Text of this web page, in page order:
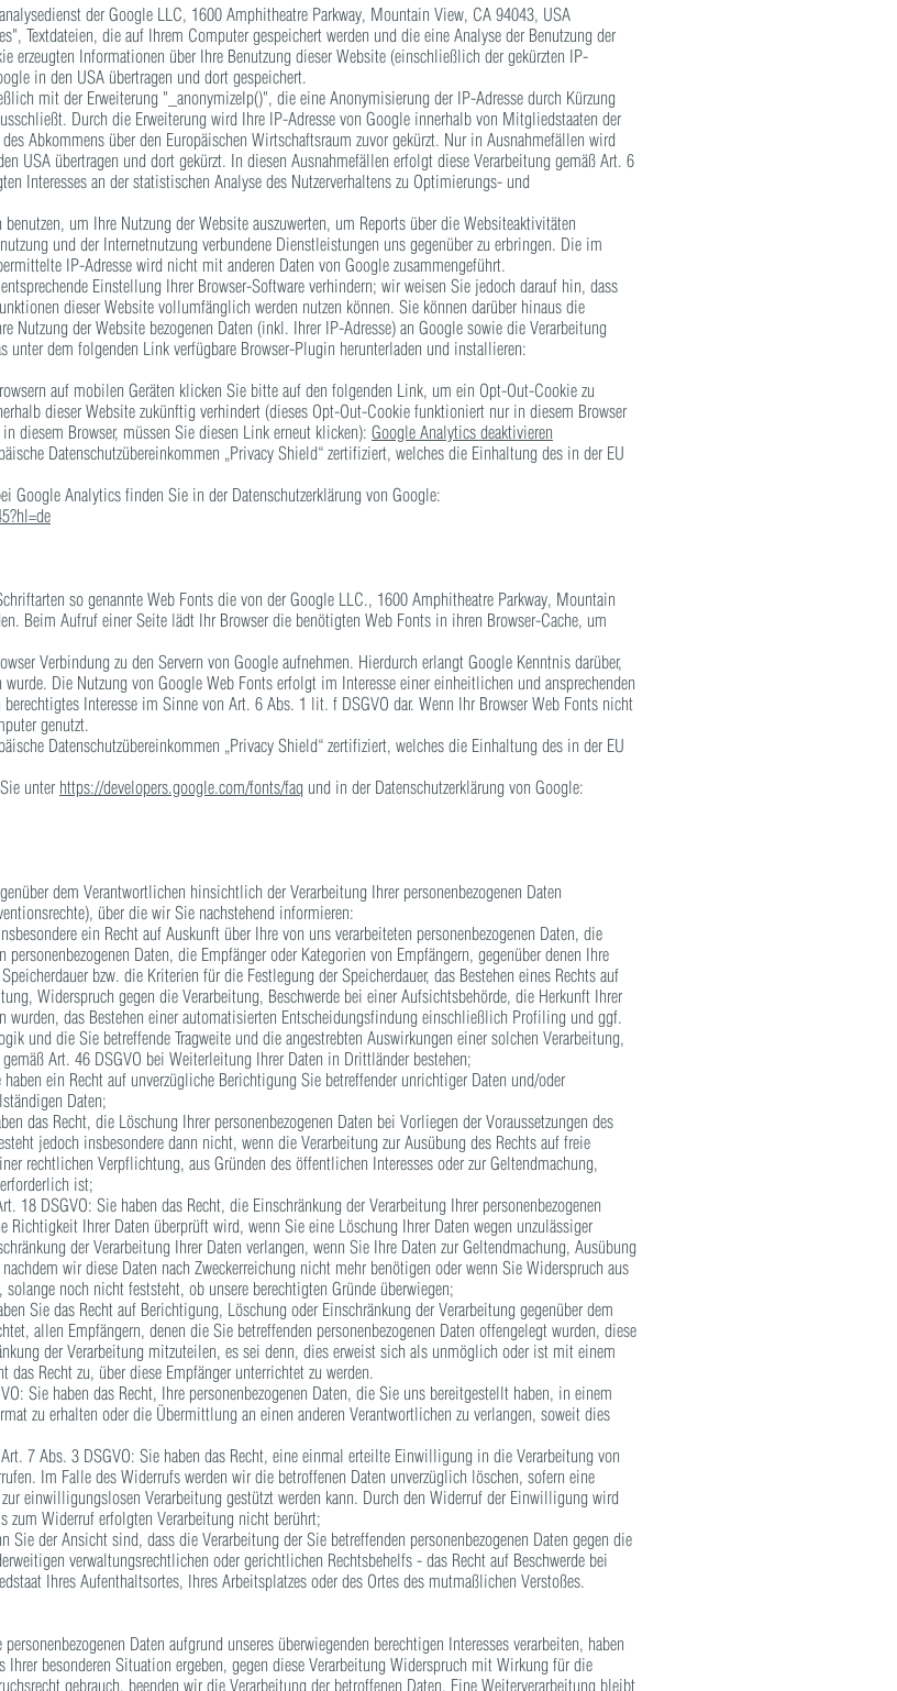
der Google LLC, 1600 Amphitheatre Parkway, Mountain View, CA 94043, USA
Textdateien, die auf Ihrem Computer gespeichert werden und die eine Analyse der Benutzung der
erzeugten Informationen über Ihre Benutzung dieser Website (einschließlich der gekürzten IP-
in den USA übertragen und dort gespeichert.
mit der Erweiterung "_anonymizeIp()", die eine Anonymisierung der IP-Adresse durch Kürzung
Durch die Erweiterung wird Ihre IP-Adresse von Google innerhalb von Mitgliedstaaten der
Abkommens über den Europäischen Wirtschaftsraum zuvor gekürzt. Nur in Ausnahmefällen wird
USA übertragen und dort gekürzt. In diesen Ausnahmefällen erfolgt diese Verarbeitung gemäß Art. 6
Interesses an der statistischen Analyse des Nutzerverhaltens zu Optimierungs- und
um Ihre Nutzung der Website auszuwerten, um Reports über die Websiteaktivitäten
und der Internetnutzung verbundene Dienstleistungen uns gegenüber zu erbringen. Die im
IP-Adresse wird nicht mit anderen Daten von Google zusammengeführt.
Einstellung Ihrer Browser-Software verhindern; wir weisen Sie jedoch darauf hin, dass
dieser Website vollumfänglich werden nutzen können. Sie können darüber hinaus die
Nutzung der Website bezogenen Daten (inkl. Ihrer IP-Adresse) an Google sowie die Verarbeitung
unter dem folgenden Link verfügbare Browser-Plugin herunterladen und installieren:
auf mobilen Geräten klicken Sie bitte auf den folgenden Link, um ein Opt-Out-Cookie zu
dieser Website zukünftig verhindert (dieses Opt-Out-Cookie funktioniert nur in diesem Browser
diesem Browser, müssen Sie diesen Link erneut klicken): Google Analytics deaktivieren
Datenschutzübereinkommen „Privacy Shield“ zertifiziert, welches die Einhaltung des in der EU
Google Analytics finden Sie in der Datenschutzerklärung von Google:
so genannte Web Fonts die von der Google LLC., 1600 Amphitheatre Parkway, Mountain
Beim Aufruf einer Seite lädt Ihr Browser die benötigten Web Fonts in ihren Browser-Cache, um
Verbindung zu den Servern von Google aufnehmen. Hierdurch erlangt Google Kenntnis darüber,
Die Nutzung von Google Web Fonts erfolgt im Interesse einer einheitlichen und ansprechenden
Interesse im Sinne von Art. 6 Abs. 1 lit. f DSGVO dar. Wenn Ihr Browser Web Fonts nicht
genutzt.
Datenschutzübereinkommen „Privacy Shield“ zertifiziert, welches die Einhaltung des in der EU
unter https://developers.google.com/fonts/faq und in der Datenschutzerklärung von Google:
dem Verantwortlichen hinsichtlich der Verarbeitung Ihrer personenbezogenen Daten
über die wir Sie nachstehend informieren:
ein Recht auf Auskunft über Ihre von uns verarbeiteten personenbezogenen Daten, die
Daten, die Empfänger oder Kategorien von Empfängern, gegenüber denen Ihre
bzw. die Kriterien für die Festlegung der Speicherdauer, das Bestehen eines Rechts auf
Widerspruch gegen die Verarbeitung, Beschwerde bei einer Aufsichtsbehörde, die Herkunft Ihrer
wurden, das Bestehen einer automatisierten Entscheidungsfindung einschließlich Profiling und ggf.
und die Sie betreffende Tragweite und die angestrebten Auswirkungen einer solchen Verarbeitung,
Art. 46 DSGVO bei Weiterleitung Ihrer Daten in Drittländer bestehen;
ein Recht auf unverzügliche Berichtigung Sie betreffender unrichtiger Daten und/oder
Daten;
das Recht, die Löschung Ihrer personenbezogenen Daten bei Vorliegen der Voraussetzungen des
jedoch insbesondere dann nicht, wenn die Verarbeitung zur Ausübung des Rechts auf freie
rechtlichen Verpflichtung, aus Gründen des öffentlichen Interesses oder zur Geltendmachung,
ist;
18 DSGVO: Sie haben das Recht, die Einschränkung der Verarbeitung Ihrer personenbezogenen
Richtigkeit Ihrer Daten überprüft wird, wenn Sie eine Löschung Ihrer Daten wegen unzulässiger
der Verarbeitung Ihrer Daten verlangen, wenn Sie Ihre Daten zur Geltendmachung, Ausübung
wir diese Daten nach Zweckerreichung nicht mehr benötigen oder wenn Sie Widerspruch aus
noch nicht feststeht, ob unsere berechtigten Gründe überwiegen;
Sie das Recht auf Berichtigung, Löschung oder Einschränkung der Verarbeitung gegenüber dem
allen Empfängern, denen die Sie betreffenden personenbezogenen Daten offengelegt wurden, diese
der Verarbeitung mitzuteilen, es sei denn, dies erweist sich als unmöglich oder ist mit einem
Recht zu, über diese Empfänger unterrichtet zu werden.
Sie haben das Recht, Ihre personenbezogenen Daten, die Sie uns bereitgestellt haben, in einem
zu erhalten oder die Übermittlung an einen anderen Verantwortlichen zu verlangen, soweit dies
7 Abs. 3 DSGVO: Sie haben das Recht, eine einmal erteilte Einwilligung in die Verarbeitung von
Im Falle des Widerrufs werden wir die betroffenen Daten unverzüglich löschen, sofern eine
einwilligungslosen Verarbeitung gestützt werden kann. Durch den Widerruf der Einwilligung wird
Widerruf erfolgten Verarbeitung nicht berührt;
Sie der Ansicht sind, dass die Verarbeitung der Sie betreffenden personenbezogenen Daten gegen die
verwaltungsrechtlichen oder gerichtlichen Rechtsbehelfs - das Recht auf Beschwerde bei
Ihres Aufenthaltsortes, Ihres Arbeitsplatzes oder des Ortes des mutmaßlichen Verstoßes.
Daten aufgrund unseres überwiegenden berechtigen Interesses verarbeiten, haben
besonderen Situation ergeben, gegen diese Verarbeitung Widerspruch mit Wirkung für die
gebrauch, beenden wir die Verarbeitung der betroffenen Daten. Eine Weiterverarbeitung bleibt